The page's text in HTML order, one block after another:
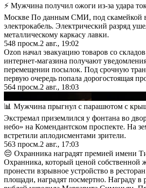
⚡️ Мужчина получил ожоги из-за удара
Москве По данным СМИ, под скамейкой
электрокабель. Электрический разряд
металлическому каркасу лавки.
548 просм.2 авг., 19:02
Ozon начал эвакуацию товаров со
интернет-магазина получают
перемещении посылок. Под срочную
первую очередь попала дорогостоящая
564 просм.2 авг., 18:03
📊 Мужчина прыгнул с парашютом с
Экстремал приземлился у фонтана во
небо» на Комендантском проспекте. На
встретили аплодисментами зрители.
563 просм.2 авг., 17:03
😔 Охранника наградят премией имени
Охранника, который ценой собственной
пронести взрывное устройство в
площади, наградят посмертно. Награду в